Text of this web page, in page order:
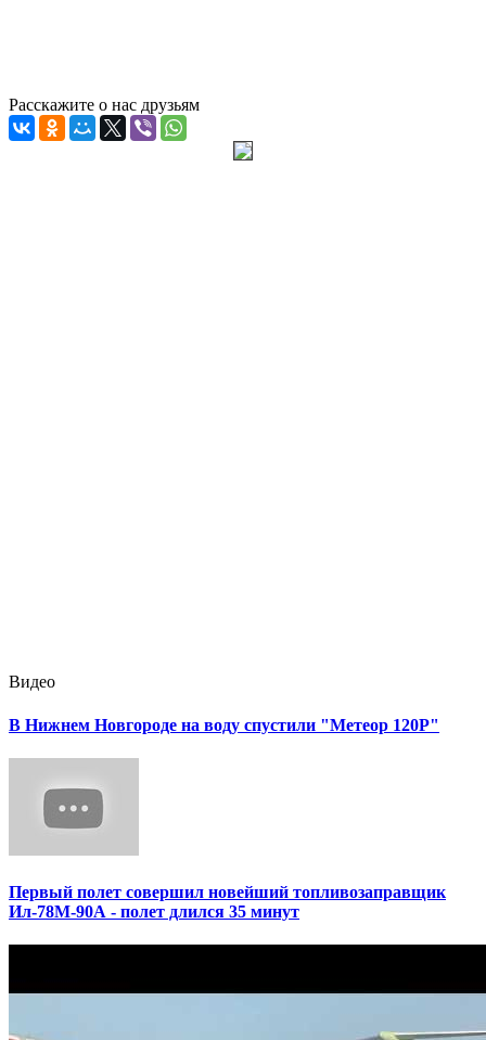
Расскажите о нас друзьям
Видео
В Нижнем Новгороде на воду спустили "Метеор 120Р"
Первый полет совершил новейший топливозаправщик
Ил-78М-90А - полет длился 35 минут